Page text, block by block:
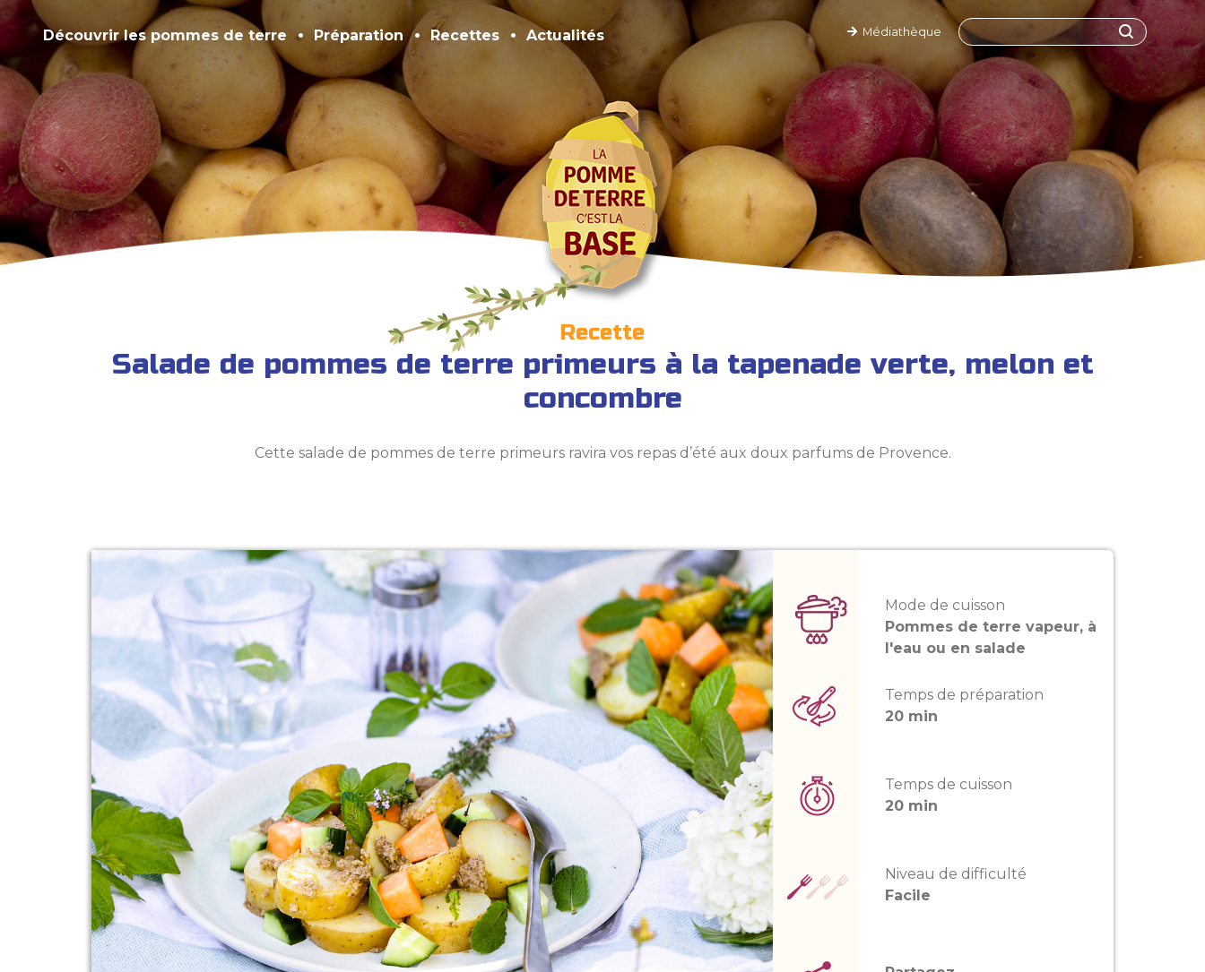
Découvrir les pommes de terre Préparation Recettes Actualités Médiathèque
Recette
Salade de pommes de terre primeurs à la tapenade verte, melon et
concombre
Cette salade de pommes de terre primeurs ravira vos repas d’été aux doux parfums de Provence.
Mode de cuisson
Pommes de terre vapeur, à
l'eau ou en salade
Temps de préparation
20 min
Temps de cuisson
20 min
Niveau de difficulté
Facile